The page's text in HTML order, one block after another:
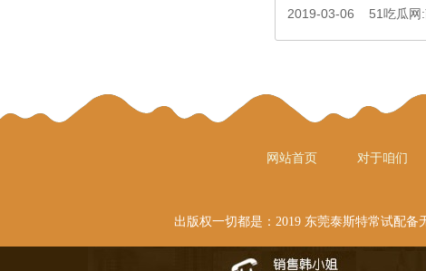
2019-03-06
51吃瓜网
网站首页 对于咱们
出版权一切都是：2019 东莞泰斯特常试配